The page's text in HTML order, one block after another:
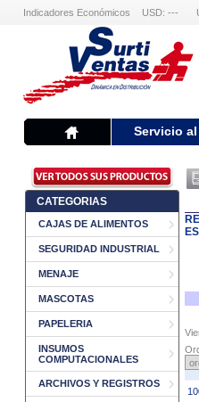
Indicadores Económicos USD: ---
Servicio
CATEGORIAS
CAJAS DE ALIMENTOS
SEGURIDAD INDUSTRIAL
MENAJE
MASCOTAS
PAPELERIA
INSUMOS
COMPUTACIONALES
ARCHIVOS Y REGISTROS